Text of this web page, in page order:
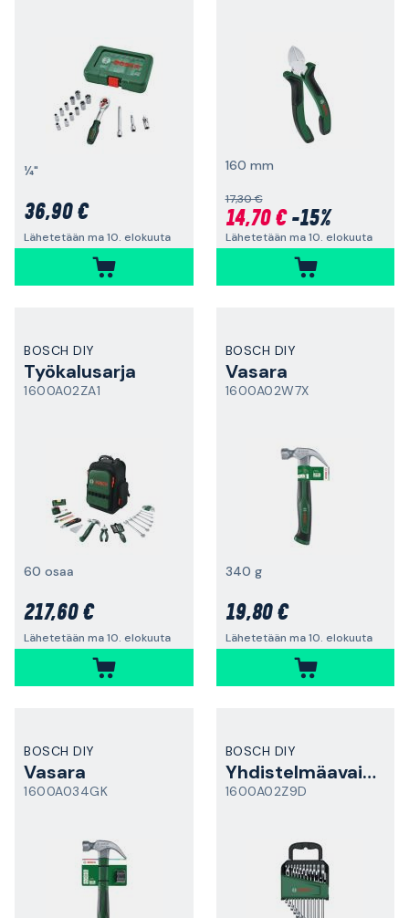
¼"
36,90 €
Lähetetään ma 10. elokuuta
160 mm
17,30 €
14,70 €-15%
Lähetetään ma 10. elokuuta
BOSCH DIY
Työkalusarja
1600A02ZA1
60 osaa
217,60 €
Lähetetään ma 10. elokuuta
BOSCH DIY
Vasara
1600A02W7X
340 g
19,80 €
Lähetetään ma 10. elokuuta
BOSCH DIY
Vasara
1600A034GK
BOSCH DIY
Yhdistelmäavainsarja
1600A02Z9D